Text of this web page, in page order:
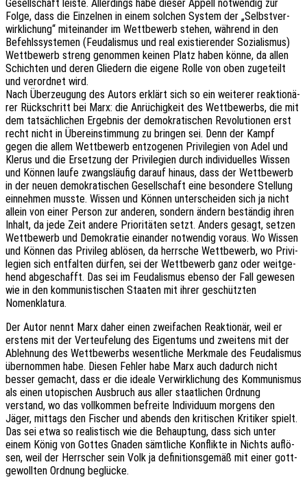
Gesell­schaft leiste. Aller­dings habe dieser Appell notwen­dig zur
Folge, dass die Einzel­nen in einem solchen System der „Selbst­ver­
wirk­li­chung“ mitein­an­der im Wett­be­werb stehen, während in den
Befehls­sys­te­men (Feuda­lis­mus und real exis­tie­ren­der Sozia­lis­mus)
Wett­be­werb streng genom­men keinen Platz haben könne, da allen
Schich­ten und deren Glie­dern die eigene Rolle von oben zuge­teilt
und verord­net wird.
Nach Über­zeu­gung des Autors erklärt sich so ein weite­rer reak­tio­nä­
rer Rück­schritt bei Marx: die Anrü­chig­keit des Wett­be­werbs, die mit
dem tatsäch­li­chen Ergeb­nis der demo­kra­ti­schen Revo­lu­tio­nen erst
recht nicht in Über­ein­stim­mung zu brin­gen sei. Denn der Kampf
gegen die allem Wett­be­werb entzo­ge­nen Privi­le­gi­en von Adel und
Klerus und die Erset­zung der Privi­le­gi­en durch indi­vi­du­el­les Wissen
und Können laufe zwangs­läu­fig darauf hinaus, dass der Wett­be­werb
in der neuen demo­kra­ti­schen Gesell­schaft eine beson­de­re Stel­lung
einneh­men musste. Wissen und Können unter­schei­den sich ja nicht
allein von einer Person zur ande­ren, sondern ändern bestän­dig ihren
Inhalt, da jede Zeit andere Prio­ri­tä­ten setzt. Anders gesagt, setzen
Wett­be­werb und Demo­kra­tie einan­der notwen­dig voraus. Wo Wissen
und Können das Privi­leg ablö­sen, da herr­sche Wett­be­werb, wo Privi­
le­gi­en sich entfal­ten dürfen, sei der Wett­be­werb ganz oder weit­ge­
hend abge­schafft. Das sei im Feuda­lis­mus ebenso der Fall gewe­sen
wie in den kommu­nis­ti­schen Staa­ten mit ihrer geschütz­ten
Nomenklatura.
Der Autor nennt Marx daher einen zwei­fa­chen Reak­tio­när, weil er
erstens mit der Verteu­fe­lung des Eigen­tums und zwei­tens mit der
Ableh­nung des Wett­be­werbs wesent­li­che Merk­ma­le des Feuda­lis­mus
über­nom­men habe. Diesen Fehler habe Marx auch dadurch nicht
besser gemacht, dass er die ideale Verwirk­li­chung des Kommu­nis­mus
als einen utopi­schen Ausbruch aus aller staat­li­chen Ordnung
verstand, wo das voll­kom­men befrei­te Indi­vi­du­um morgens den
Jäger, mittags den Fischer und abends den kriti­schen Kriti­ker spielt.
Das sei etwa so realis­tisch wie die Behaup­tung, dass sich unter
einem König von Gottes Gnaden sämt­li­che Konflik­te in Nichts auflö­
sen, weil der Herr­scher sein Volk ja defi­ni­ti­ons­ge­mäß mit einer gott­
ge­woll­ten Ordnung beglücke.